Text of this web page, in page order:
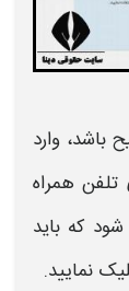
باشد، وارد
تلفن همراه
که باید
نمایید.